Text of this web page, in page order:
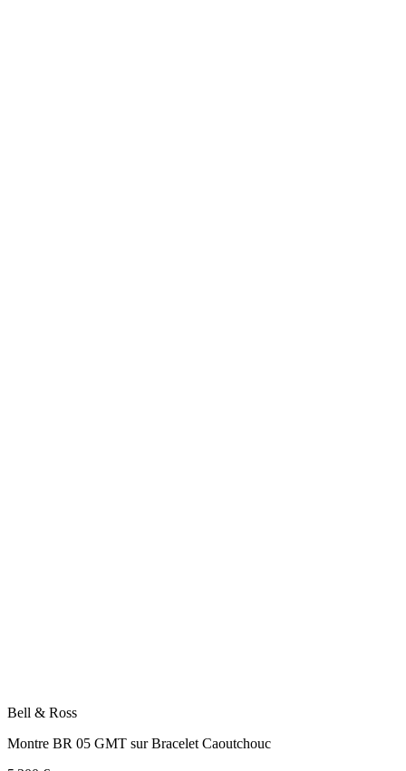
Bell & Ross
Montre BR 05 GMT sur Bracelet Caoutchouc